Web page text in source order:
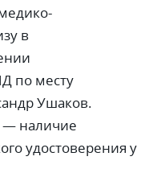
в
по месту
Ушаков.
— наличие
удостоверения у